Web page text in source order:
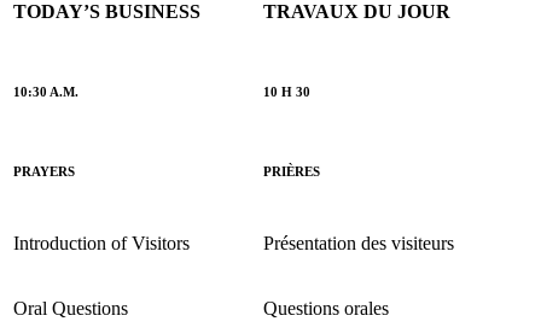
TODAY’S BUSINESS TRAVAUX DU JOUR
10:30 A.M. 10 H 30
PRAYERS PRIÈRES
Introduction of Visitors Présentation des visiteurs
Oral Questions Questions orales